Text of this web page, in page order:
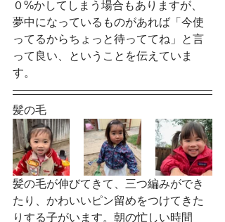
０%かしてしまう場合もありますが、
夢中になっているものがあれば「今使
ってるからちょっと待っててね」と言
って良い、ということを伝えていま
す。
髪の毛
髪の毛が伸びてきて、三つ編みができ
たり、かわいいピン留めをつけてきた
りする子がいます。朝の忙しい時間